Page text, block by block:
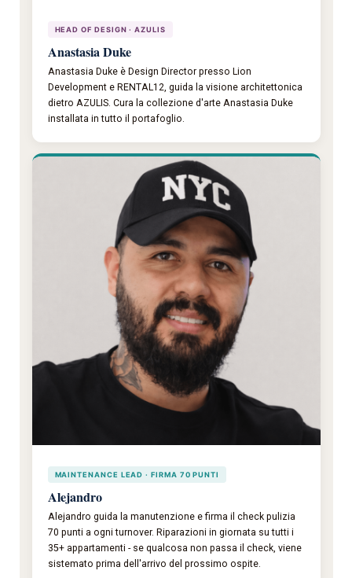
HEAD OF DESIGN · AZULIS
Anastasia Duke
Anastasia Duke è Design Director presso Lion
Development e RENTAL12, guida la visione architettonica
dietro AZULIS. Cura la collezione d'arte Anastasia Duke
installata in tutto il portafoglio.
MAINTENANCE LEAD · FIRMA 70 PUNTI
Alejandro
Alejandro guida la manutenzione e firma il check pulizia
70 punti a ogni turnover. Riparazioni in giornata su tutti i
35+ appartamenti - se qualcosa non passa il check, viene
sistemato prima dell'arrivo del prossimo ospite.